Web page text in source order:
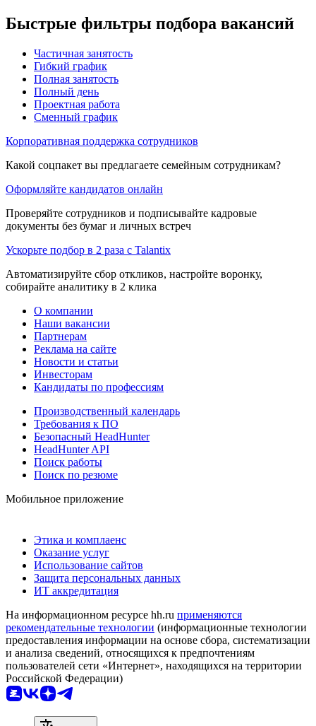
Быстрые фильтры подбора вакансий
Частичная занятость
Гибкий график
Полная занятость
Полный день
Проектная работа
Сменный график
Корпоративная поддержка сотрудников
Какой соцпакет вы предлагаете семейным сотрудникам?
Оформляйте кандидатов онлайн
Проверяйте сотрудников и подписывайте кадровые
документы без бумаг и личных встреч
Ускорьте подбор в 2 раза с Talantix
Автоматизируйте сбор откликов, настройте воронку,
собирайте аналитику в 2 клика
О компании
Наши вакансии
Партнерам
Реклама на сайте
Новости и статьи
Инвесторам
Кандидаты по профессиям
Производственный календарь
Требования к ПО
Безопасный HeadHunter
HeadHunter API
Поиск работы
Поиск по резюме
Мобильное приложение
Этика и комплаенс
Оказание услуг
Использование сайтов
Защита персональных данных
ИТ аккредитация
На информационном ресурсе hh.ru применяются
рекомендательные технологии (информационные технологии
предоставления информации на основе сбора, систематизации
и анализа сведений, относящихся к предпочтениям
пользователей сети «Интернет», находящихся на территории
Российской Федерации)